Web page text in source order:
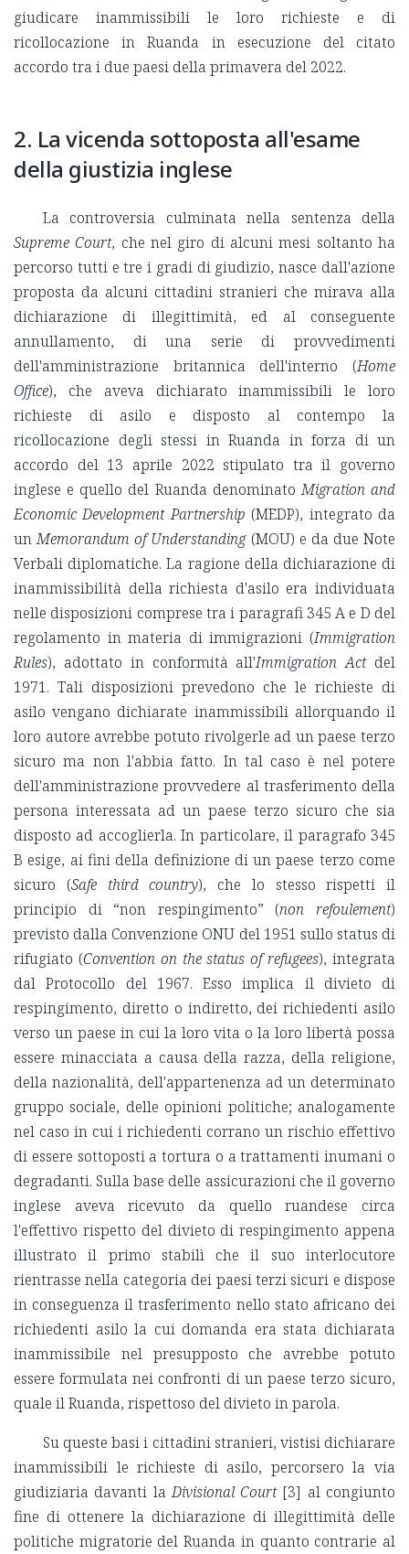
giudicare inammissibili le loro richieste e di
ricollocazione in Ruanda in esecuzione del citato
accordo tra i due paesi della primavera del 2022.
2. La vicenda sottoposta all'esame
della giustizia inglese
La controversia culminata nella sentenza della
Supreme Court, che nel giro di alcuni mesi soltanto ha
percorso tutti e tre i gradi di giudizio, nasce dall'azione
proposta da alcuni cittadini stranieri che mirava alla
dichiarazione di illegittimità, ed al conseguente
annullamento, di una serie di provvedimenti
dell'amministrazione britannica dell'interno (Home
Office), che aveva dichiarato inammissibili le loro
richieste di asilo e disposto al contempo la
ricollocazione degli stessi in Ruanda in forza di un
accordo del 13 aprile 2022 stipulato tra il governo
inglese e quello del Ruanda denominatoMigration and
Economic Development Partnership (MEDP), integrato da
unMemorandum of Understanding(MOU) e da due Note
Verbali diplomatiche. La ragione della dichiarazione di
inammissibilità della richiesta d'asilo era individuata
nelle disposizioni comprese tra i paragrafi 345 A e D del
regolamento in materia di immigrazioni (Immigration
Rules), adottato in conformità all'Immigration Actdel
1971. Tali disposizioni prevedono che le richieste di
asilo vengano dichiarate inammissibili allorquando il
loro autore avrebbe potuto rivolgerle ad un paese terzo
sicuro ma non l'abbia fatto. In tal caso è nel potere
dell'amministrazione provvedere al trasferimento della
persona interessata ad un paese terzo sicuro che sia
disposto ad accoglierla. In particolare, il paragrafo 345
B esige, ai fini della definizione di un paese terzo come
sicuro (Safe third country), che lo stesso rispetti il
principio di “non respingimento” (non refoulement)
previsto dalla Convenzione ONU del 1951 sullo status di
rifugiato (Convention on the status of refugees), integrata
dal Protocollo del 1967. Esso implica il divieto di
respingimento, diretto o indiretto, dei richiedenti asilo
verso un paese in cui la loro vita o la loro libertà possa
essere minacciata a causa della razza, della religione,
della nazionalità, dell'appartenenza ad un determinato
gruppo sociale, delle opinioni politiche; analogamente
nel caso in cui i richiedenti corrano un rischio effettivo
di essere sottoposti a tortura o a trattamenti inumani o
degradanti. Sulla base delle assicurazioni che il governo
inglese aveva ricevuto da quello ruandese circa
l'effettivo rispetto del divieto di respingimento appena
illustrato il primo stabilì che il suo interlocutore
rientrasse nella categoria dei paesi terzi sicuri e dispose
in conseguenza il trasferimento nello stato africano dei
richiedenti asilo la cui domanda era stata dichiarata
inammissibile nel presupposto che avrebbe potuto
essere formulata nei confronti di un paese terzo sicuro,
quale il Ruanda, rispettoso del divieto in parola.
Su queste basi i cittadini stranieri, vistisi dichiarare
inammissibili le richieste di asilo, percorsero la via
giudiziaria davanti laDivisional Court[3] al congiunto
fine di ottenere la dichiarazione di illegittimità delle
politiche migratorie del Ruanda in quanto contrarie al